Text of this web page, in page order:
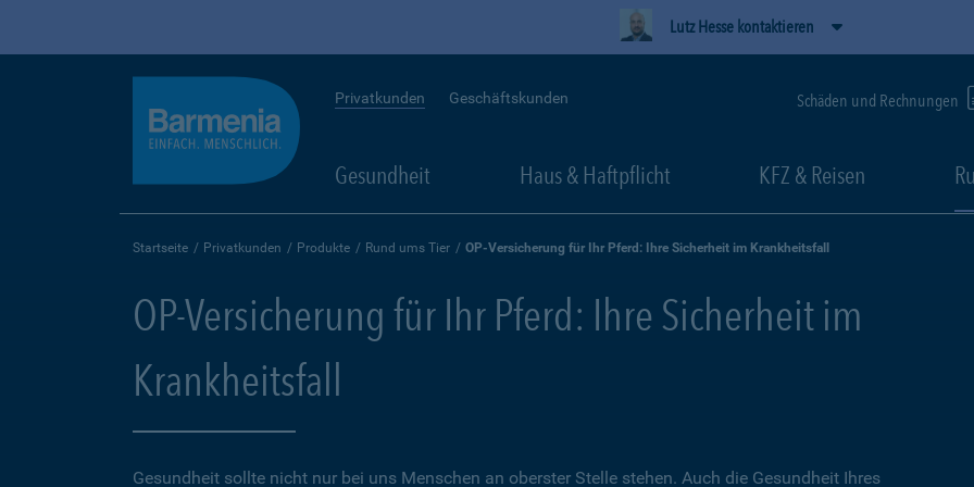
Lutz Hesse kontaktieren
Privatkunden Geschäftskunden Schäden und Rechnungen
Gesundheit Haus & Haftpflicht KFZ & Reisen
Startseite Privatkunden Produkte Rund ums Tier OP-Versicherung für Ihr Pferd: Ihre Sicherheit im Krankheitsfall
OP-Versicherung für Ihr Pferd: Ihre Sicherheit im
Krankheitsfall
Gesundheit sollte nicht nur bei uns Menschen an oberster Stelle stehen. Auch die Gesundheit Ihres